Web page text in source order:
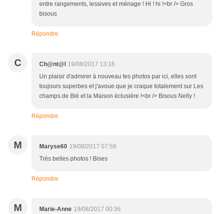
entre rangements, lessives et ménage ! Hi ! hi !<br /> Gros
bisous
Répondre
C Ch@nt@l
19/08/2017 13:16
Un plaisir d'admirer à nouveau tes photos par ici, elles sont
toujours superbes et j'avoue que je craque totalement sur Les
champs de Blé et la Maison éclusière !<br /> Bisous Nelly !
Répondre
M Maryse60 19/08/2017 07:59
Très belles photos ! Bises
Répondre
M Marie-Anne 19/08/2017 00:36